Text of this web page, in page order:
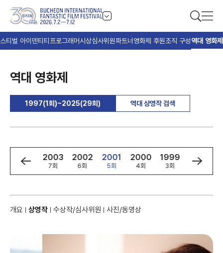
티벌 아이덴티티 프로그래머시상심사위원파트너 영화제 후원조직 구성역대 영화제
역대 영화제
1997(1회)~2025(29회) 역대 상영작 검색
2004
8회
2003
7회
2002
6회
2001
5회
2000
4회
1999
3회
1998
2회
개요 상영작 수상작/심사위원 사진/동영상